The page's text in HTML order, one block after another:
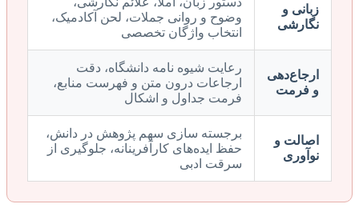
زبانی و
نگارشی
وضوح و روانی جملات، لحن آکادمیک،
انتخاب واژگان تخصصی
ارجاع‌دهی
و فرمت
رعایت شیوه نامه دانشگاه، دقت
ارجاعات درون متن و فهرست منابع،
فرمت جداول و اشکال
اصالت و
نوآوری
برجسته سازی سهم پژوهش در دانش،
حفظ ایده‌های کارآفرینانه، جلوگیری از
سرقت ادبی